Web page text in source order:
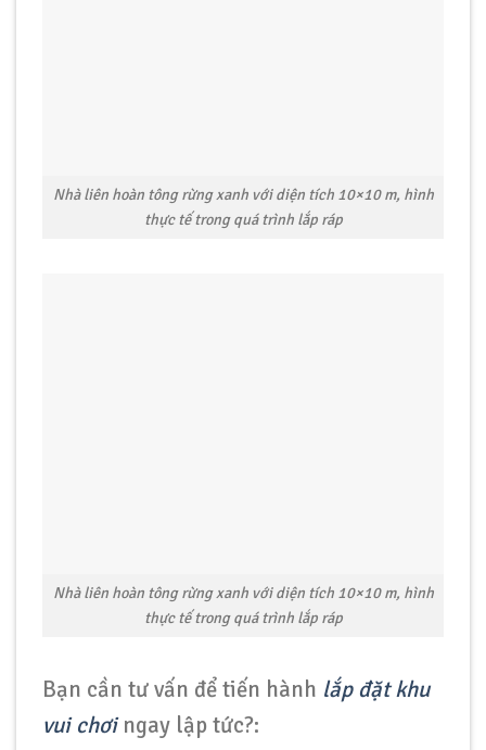
Nhà liên hoàn tông rừng xanh với diện tích 10×10 m, hình
thực tế trong quá trình lắp ráp
Nhà liên hoàn tông rừng xanh với diện tích 10×10 m, hình
thực tế trong quá trình lắp ráp
Bạn cần tư vấn để tiến hành lắp đặt khu
vui chơingay lập tức?: